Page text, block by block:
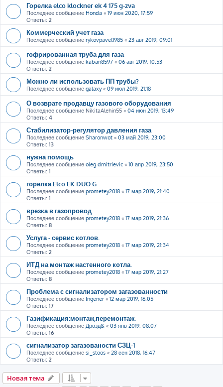
Горелка elco klockner ek 4 175 g-zva
Последнее сообщение Honda « 19 июн 2020, 17:59
Ответы: 2
Коммерческий учет газа
Последнее сообщение rykovpavel1985 « 23 авг 2019, 09:01
гофрированная труба для газа
Последнее сообщение kaban8597 « 06 авг 2019, 10:53
Ответы: 2
Можно ли использовать ПП трубы?
Последнее сообщение galaxy« 09 июл 2019, 21:18
О возврате продавцу газового оборудования
Последнее сообщение NikitaAlehin55 « 04 июн 2019, 13:49
Ответы: 4
Стабилизатор-регулятор давления газа
Последнее сообщение Sharonwot « 03 май 2019, 23:00
Ответы: 13
нужна помощь
Последнее сообщение oleg.dmitrievic « 10 апр 2019, 23:50
Ответы: 1
горелка Elco EK DUO G
Последнее сообщение prometey2018 « 17 мар 2019, 21:40
Ответы: 1
врезка в газопровод
Последнее сообщение prometey2018 « 17 мар 2019, 21:36
Ответы: 8
Услуга - сервис котлов.
Последнее сообщение prometey2018 « 17 мар 2019, 21:34
Ответы: 2
ИТД на монтаж настенного котла.
Последнее сообщение prometey2018 « 17 мар 2019, 21:27
Ответы: 8
Проблема с сигнализатором загазованности
Последнее сообщение Ingener « 12 мар 2019, 16:05
Ответы: 17
Газификация:монтаж,перемонтаж.
Последнее сообщение Дрозд& « 03 янв 2019, 08:07
Ответы: 16
сигнализатор загазованости СЗЦ-1
Последнее сообщение si_stoos « 28 сен 2018, 16:47
Ответы: 2
Новая тема